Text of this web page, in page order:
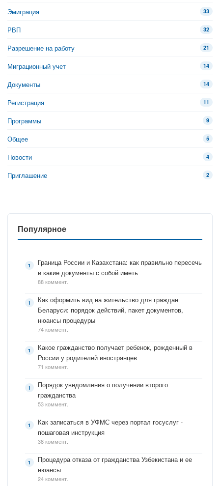
Эмиграция 33
РВП 32
Разрешение на работу 21
Миграционный учет 14
Документы 14
Регистрация 11
Программы 9
Общее 5
Новости 4
Приглашение 2
Популярное
Граница России и Казахстана: как правильно пересечь
и какие документы с собой иметь
88 коммент.
Как оформить вид на жительство для граждан
Беларуси: порядок действий, пакет документов,
нюансы процедуры
74 коммент.
Какое гражданство получает ребенок, рожденный в
России у родителей иностранцев
71 коммент.
Порядок уведомления о получении второго
гражданства
53 коммент.
Как записаться в УФМС через портал госуслуг -
пошаговая инструкция
38 коммент.
Процедура отказа от гражданства Узбекистана и ее
нюансы
24 коммент.